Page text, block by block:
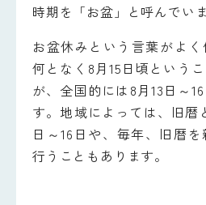
時期を「お盆」と呼んでいま
お盆休みという言葉がよく
何となく8月15日頃という
が、全国的には8月13日～
す。地域によっては、旧暦
日～16日や、毎年、旧暦
行うこともあります。